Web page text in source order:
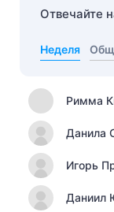
Отвечайте
Неделя
Римма
Данила
Игорь
Даниил